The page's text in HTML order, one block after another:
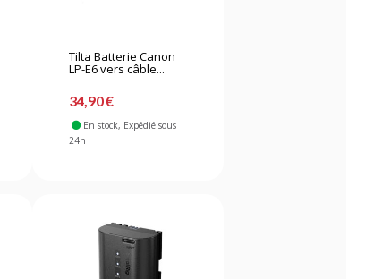
Tilta Batterie Canon
LP-E6 vers câble...
34,90 €
En stock, Expédié sous
24h